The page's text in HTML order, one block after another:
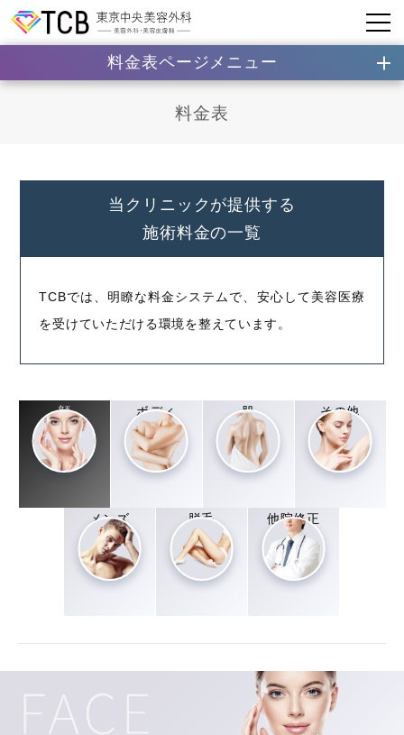
料金表
当クリニックが提供する
施術料金の一覧
TCBでは、明瞭な料金システムで、安心して美容医療
を受けていただける環境を整えています。
料金表ページメニュー
顔 ボディ 肌 その他
メンズ 脱毛 他院修正